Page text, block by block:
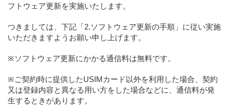
フトウェア更新を実施いたします。
つきましては、下記「2.ソフトウェア更新の手順」に従い実施
いただきますようお願い申し上げます。
※ソフトウェア更新にかかる通信料は無料です。
※ご契約時に提供したUSIMカード以外を利用した場合、契約
又は登録内容と異なる用い方をした場合などに、通信料が発
生するときがあります。